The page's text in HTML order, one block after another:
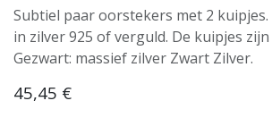
Subtiel paar oorstekers met 2
in zilver 925 of verguld. De kuipjes
Gezwart: massief zilver Zwart Zilver.
45,45 €